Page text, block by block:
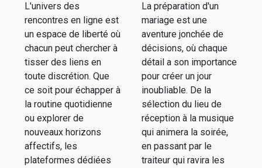
de
rencontres
discrètes
L'univers des
rencontres en ligne est
un espace de liberté où
chacun peut chercher à
tisser des liens en
toute discrétion. Que
ce soit pour échapper à
la routine quotidienne
ou explorer de
nouveaux horizons
affectifs, les
plateformes dédiées
pour chaque
aspect de
votre
mariage
La préparation d'un
mariage est une
aventure jonchée de
décisions, où chaque
détail a son importance
pour créer un jour
inoubliable. De la
sélection du lieu de
réception à la musique
qui animera la soirée,
en passant par le
traiteur qui ravira les